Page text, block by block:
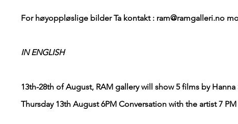
For høyoppløslige bilder Ta kontakt : ram@ramgalleri.no
IN ENGLISH
13th-28th of August, RAM gallery will show 5 films by
Thursday 13th August 6PM Conversation with the artist 7